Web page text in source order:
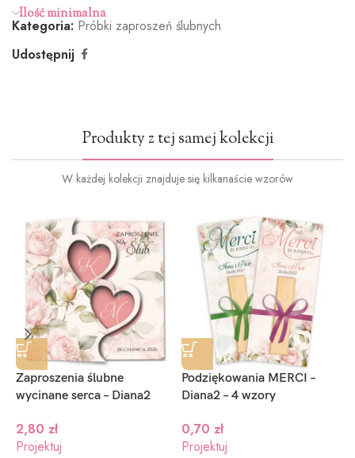
Ilość minimalna
Kategoria: Próbki zaproszeń ślubnych
Udostępnij
Produkty z tej samej kolekcji
W każdej kolekcji znajduje się kilkanaście wzorów
Zaproszenia ślubne
wycinane serca – Diana2
2,80 zł
Projektuj
Podziękowania MERCI –
Diana2 – 4 wzory
0,70 zł
Projektuj